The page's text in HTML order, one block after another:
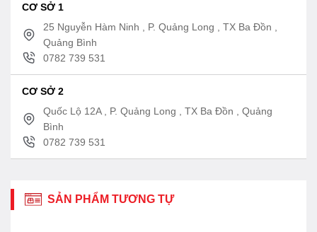
CƠ SỞ 1
25 Nguyễn Hàm Ninh , P. Quảng Long , TX Ba Đồn ,
Quảng Bình
0782 739 531
CƠ SỞ 2
Quốc Lộ 12A , P. Quảng Long , TX Ba Đồn , Quảng
Bình
0782 739 531
SẢN PHẨM TƯƠNG TỰ